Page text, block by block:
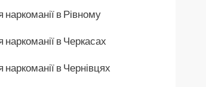
наркоманії в Рівному
наркоманії в Черкасах
наркоманії в Чернівцях